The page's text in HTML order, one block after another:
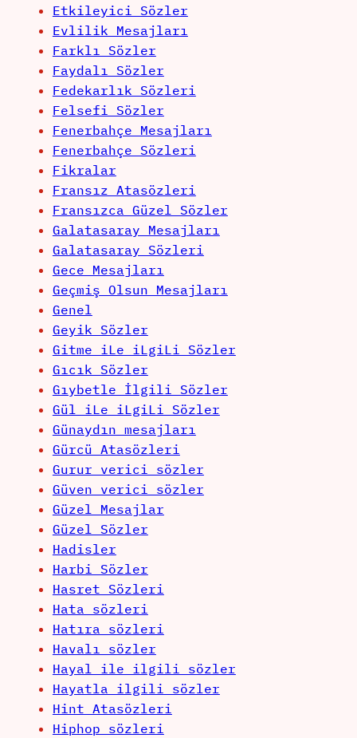
Etkileyici Sözler
Evlilik Mesajları
Farklı Sözler
Faydalı Sözler
Fedekarlık Sözleri
Felsefi Sözler
Fenerbahçe Mesajları
Fenerbahçe Sözleri
Fikralar
Fransız Atasözleri
Fransızca Güzel Sözler
Galatasaray Mesajları
Galatasaray Sözleri
Gece Mesajları
Geçmiş Olsun Mesajları
Genel
Geyik Sözler
Gitme iLe iLgiLi Sözler
Gıcık Sözler
Gıybetle İlgili Sözler
Gül iLe iLgiLi Sözler
Günaydın mesajları
Gürcü Atasözleri
Gurur verici sözler
Güven verici sözler
Güzel Mesajlar
Güzel Sözler
Hadisler
Harbi Sözler
Hasret Sözleri
Hata sözleri
Hatıra sözleri
Havalı sözler
Hayal ile ilgili sözler
Hayatla ilgili sözler
Hint Atasözleri
Hiphop sözleri